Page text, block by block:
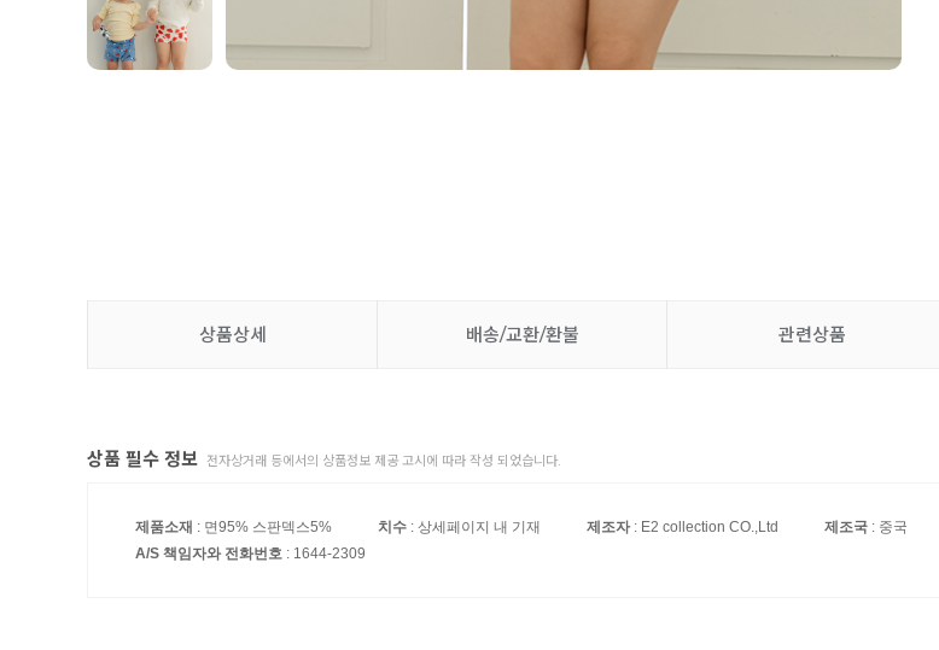
상품상세 배송/교환/환불 관련상품
상품 필수 정보 전자상거래 등에서의 상품정보 제공 고시에 따라 작성 되었습니다.
제품소재 : 면95% 스판덱스5% 치수 : 상세페이지 내 기재 제조자: E2 collection CO.,Ltd 제조국 : 중국
A/S 책임자와 전화번호 : 1644-2309